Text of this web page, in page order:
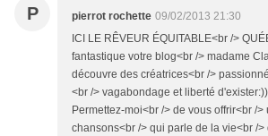
P pierrot rochette 09/02/2013 21:30
ICI LE RÊVEUR ÉQUITABLE<br />
fantastique votre blog<br /> madame
découvre des créatrices<br />
<br /> vagabondage et liberté
Permettez-moi<br /> de vous offrir<br />
chansons<br /> qui parle de la vie<br />